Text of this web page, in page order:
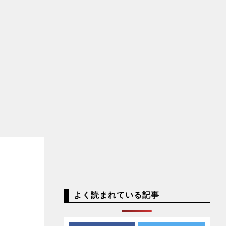
よく読まれている記事